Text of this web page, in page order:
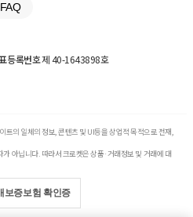
FAQ
등록번호제 40-1643898호
트의 일체의 정보, 콘텐츠 및 UI등을 상업적 목적으로 전재,
아닙니다. 따라서 크로켓은 상품·거래정보 및 거래에 대
보증보험 확인증